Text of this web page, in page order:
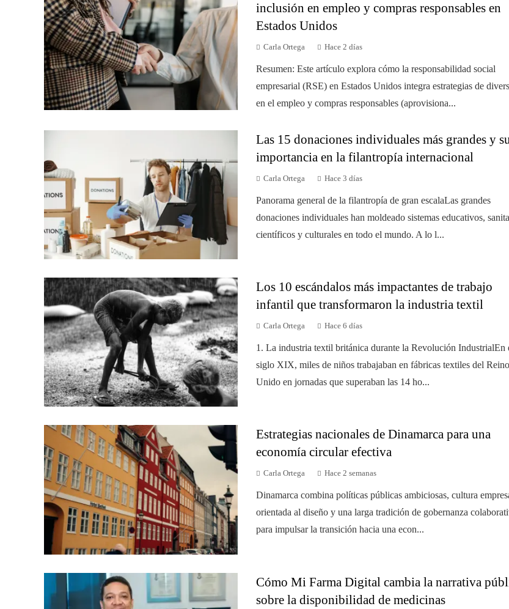
inclusión en empleo y compras responsables en
Estados Unidos
Carla Ortega Hace 2 días
Resumen: Este artículo explora cómo la responsabilidad social
empresarial (RSE) en Estados Unidos integra estrategias de
en el empleo y compras responsables (aprovisiona...
Las 15 donaciones individuales más grandes y su
importancia en la filantropía internacional
Carla Ortega Hace 3 días
Panorama general de la filantropía de gran escalaLas grandes
donaciones individuales han moldeado sistemas educativos,
científicos y culturales en todo el mundo. A lo l...
Los 10 escándalos más impactantes de trabajo
infantil que transformaron la industria textil
Carla Ortega Hace 6 días
1. La industria textil británica durante la Revolución IndustrialEn
siglo XIX, miles de niños trabajaban en fábricas textiles del Reino
Unido en jornadas que superaban las 14 ho...
Estrategias nacionales de Dinamarca para una
economía circular efectiva
Carla Ortega Hace 2 semanas
Dinamarca combina políticas públicas ambiciosas, cultura
orientada al diseño y una larga tradición de gobernanza
para impulsar la transición hacia una econ...
Cómo Mi Farma Digital cambia la narrativa
sobre la disponibilidad de medicinas